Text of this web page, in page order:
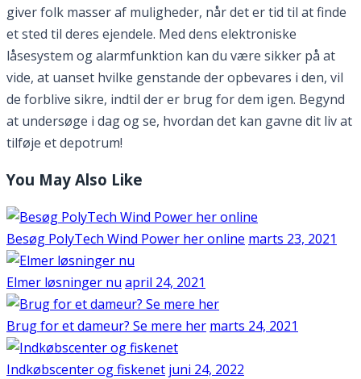
giver folk masser af muligheder, når det er tid til at finde
et sted til deres ejendele. Med dens elektroniske
låsesystem og alarmfunktion kan du være sikker på at
vide, at uanset hvilke genstande der opbevares i den, vil
de forblive sikre, indtil der er brug for dem igen. Begynd
at undersøge i dag og se, hvordan det kan gavne dit liv at
tilføje et depotrum!
You May Also Like
Besøg PolyTech Wind Power her online marts 23, 2021
Elmer løsninger nu april 24, 2021
Brug for et dameur? Se mere her marts 24, 2021
Indkøbscenter og fiskenet juni 24, 2022